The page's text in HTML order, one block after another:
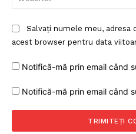
Salvați numele meu,
acest browser pentru data
Notifică-mă prin email când
Notifică-mă prin email când